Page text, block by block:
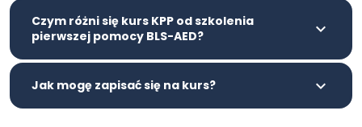
Czym różni się kurs KPP od szkolenia
pierwszej pomocy BLS-AED?
Jak mogę zapisać się na kurs?